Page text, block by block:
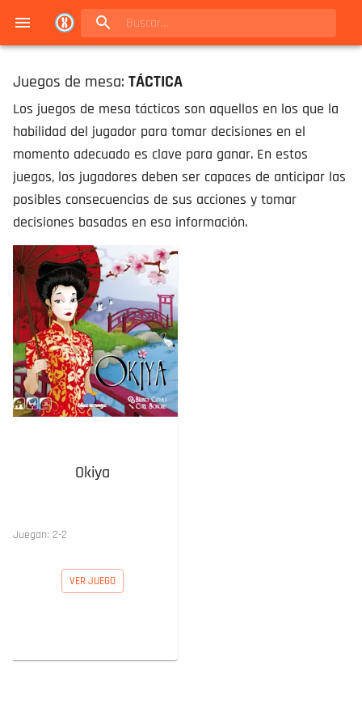
Juegos de mesa: TÁCTICA
Los juegos de mesa tácticos son aquellos en los que la
habilidad del jugador para tomar decisiones en el
momento adecuado es clave para ganar. En estos
juegos, los jugadores deben ser capaces de anticipar las
posibles consecuencias de sus acciones y tomar
decisiones basadas en esa información.
Okiya
Juegan: 2-2
VER JUEGO
Navigated to Juegos de mesa en Buenos Aires | Conexión Berlín - Catálogo